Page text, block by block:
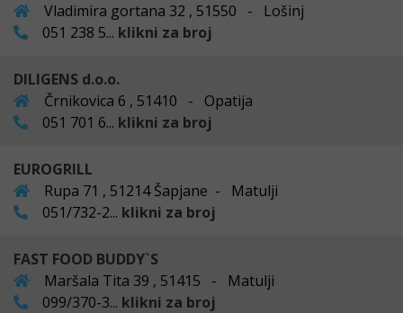
Vladimira gortana 32 , 51550 - Lošinj
051 238 5... klikni za broj
DILIGENS d.o.o.
Črnikovica 6 , 51410 - Opatija
051 701 6... klikni za broj
EUROGRILL
Rupa 71 , 51214 Šapjane - Matulji
051/732-2... klikni za broj
FAST FOOD BUDDY`S
Maršala Tita 39 , 51415 - Matulji
099/370-3... klikni za broj